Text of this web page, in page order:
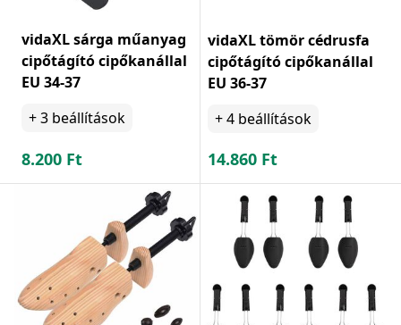
vidaXL sárga műanyag
cipőtágító cipőkanállal
EU 34-37
+3 beállítások
8.200 Ft
vidaXL tömör cédrusfa
cipőtágító cipőkanállal
EU 36-37
+4 beállítások
14.860 Ft